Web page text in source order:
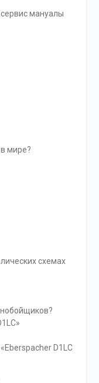
мануалы
мире?
схемах
D1LC